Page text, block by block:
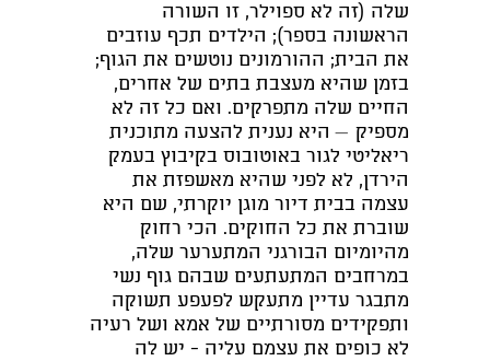
שלה (זה לא ספוילר, זו השורה
הראשונה בספר); הילדים תכף עוזבים
את הבית; ההורמונים נוטשים את הגוף;
בזמן שהיא מעצבת בתים של אחרים,
החיים שלה מתפרקים. ואם כל זה לא
מספיק — היא נענית להצעה מתוכנית
ריאליטי לגור באוטובוס בקיבוץ בעמק
הירדן, לא לפני שהיא מאשפזת את
עצמה בבית דיור מוגן יוקרתי, שם היא
שוברת את כל החוקים. הכי רחוק
מהיומיום הבורגני המתערער שלה,
במרחבים המתעתעים שבהם גוף נשי
מתבגר עדיין מתעקש לפעפע תשוקה
ותפקידים מסורתיים של אמא ושל רעיה
לא כופים את עצמם עליה - יש לה